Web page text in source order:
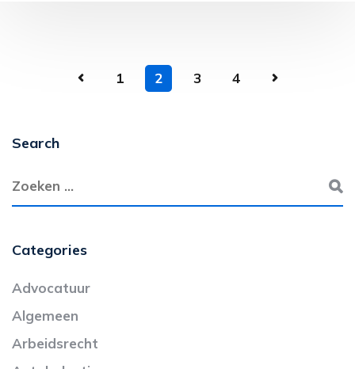
1 2 3 4
Search
Categories
Advocatuur
Algemeen
Arbeidsrecht